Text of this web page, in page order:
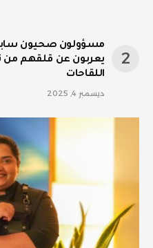
مسؤولون صحيون
يعربون عن قلقهم
اللقاحات
ديسمبر 4, 2025